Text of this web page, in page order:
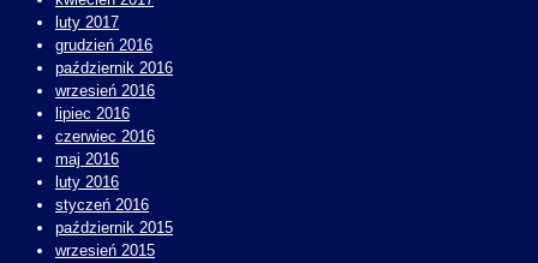
luty 2017
grudzień 2016
październik 2016
wrzesień 2016
lipiec 2016
czerwiec 2016
maj 2016
luty 2016
styczeń 2016
październik 2015
wrzesień 2015